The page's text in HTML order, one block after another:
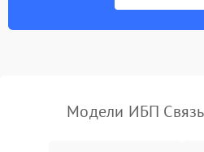
индикаторов
Модели ИБП